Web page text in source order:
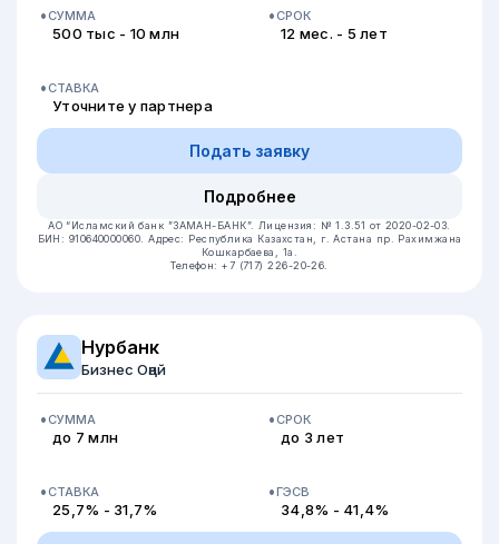
СУММА
500 тыс - 10 млн
СРОК
12 мес. - 5 лет
СТАВКА
Уточните у партнера
Подать заявку
Подробнее
AO “Исламский банк ”ЗАМАН-БАНК”. Лицензия: № 1.3.51 от 2020-02-03.
БИН: 910640000060.Адрес: Республика Казахстан, г. Астана пр. Рахимжана
Кошкарбаева, 1а.
Телефон: +7 (717) 226-20-26.
Нурбанк
Бизнес Оңай
СУММА
до 7 млн
СРОК
до 3 лет
СТАВКА
25,7% - 31,7%
ГЭСВ
34,8% - 41,4%